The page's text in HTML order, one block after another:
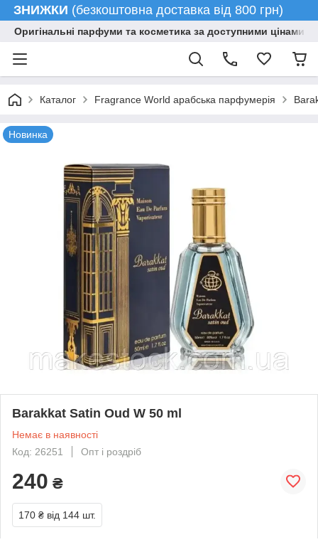
ЗНИЖКИ (безкоштовна доставка від 800 грн)
Оригінальні парфуми та косметика за доступними цінами
Каталог Fragrance World арабська парфумерія
Новинка
Barakkat Satin Oud W 50 ml
Немає в наявності
Код: 26251
Опт і роздріб
240 ₴
170 ₴ від 144 шт.